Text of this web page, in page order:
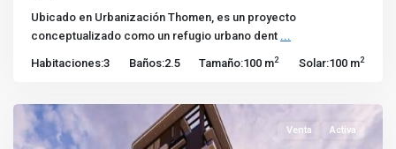
Ubicado en Urbanización Thomen, es un proyecto
conceptualizado como un refugio urbano dent ...
Habitaciones:3 Baños:2.5 Tamaño:100 m2 Solar:100 m2
Venta Activa